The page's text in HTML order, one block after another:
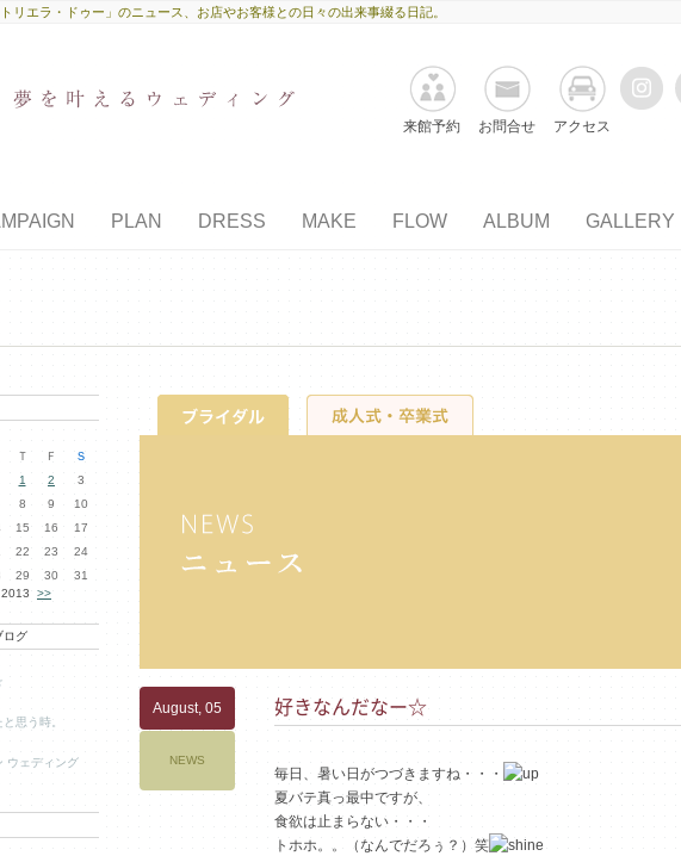
リエラ・ドゥー」のニュース、お店やお客様との日々の出来事綴る日記。
来館予約 お問合せ アクセス
PLAN DRESS MAKE FLOW ALBUM GALLERY
好きなんだなー☆
August, 05
NEWS
毎日、暑い日がつづきますね・・・
夏バテ真っ最中ですが、
食欲は止まらない・・・
トホホ。。（なんでだろぅ？）笑
Ｔ Ｆ
Ｓ
1
2
3
8 9
10
15 16
17
22 23
24
29 30
31
>>
ログ
思う時。
ウェディング